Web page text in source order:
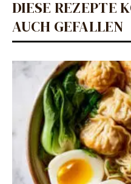
DIESE REZEPTE
AUCH GEFALLEN